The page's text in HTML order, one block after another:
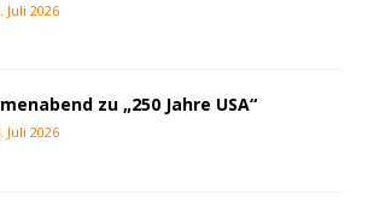
Juli 2026
zu „250 Jahre USA“
Juli 2026